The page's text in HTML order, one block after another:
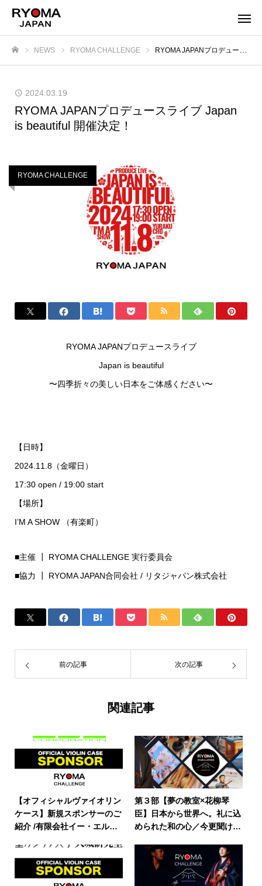
NEWS RYOMA CHALLENGE RYOMA JAPANプロデュースライブ Japan is beautiful 開催決定！
2024.03.19
RYOMA JAPANプロデュースライブ Japan
is beautiful 開催決定！
RYOMA CHALLENGE
RYOMA JAPANプロデュースライブ
Japan is beautiful
〜四季折々の美しい日本をご体感ください〜
【日時】
2024.11.8（金曜日）
17:30 open / 19:00 start
【場所】
I’M A SHOW （有楽町）
■主催 ┃ RYOMA CHALLENGE 実行委員会
■協力 ┃ RYOMA JAPAN合同会社 / リタジャパン株式会社
前の記事 次の記事
関連記事
【オフィシャルヴァイオリン
ケース】新規スポンサーのご
紹介 /有限会社イー・エル・
第３部【夢の教室×花柳琴
臣】日本から世界へ。礼に込
められた和の心／今更聞けな
HALLENGE】